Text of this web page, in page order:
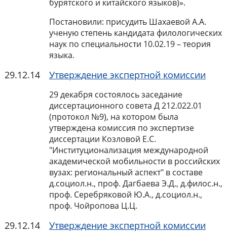
бурятского и китайского языков)».
Постановили: присудить Шахаевой А.А.
ученую степень кандидата филологических
наук по специальности 10.02.19 – теория
языка.
29.12.14 Утверждение экспертной комиссии
29 декабря состоялось заседание
диссертационного совета Д 212.022.01
(протокол №9), на котором была
утверждена комиссия по экспертизе
диссертации Козловой Е.С.
"Институционализация международной
академической мобильности в российских
вузах: региональный аспект" в составе
д.социол.н., проф. Дагбаева Э.Д., д.филос.н.,
проф. Серебряковой Ю.А., д.социол.н.,
проф. Чойропова Ц.Ц.
29.12.14 Утверждение экспертной комиссии